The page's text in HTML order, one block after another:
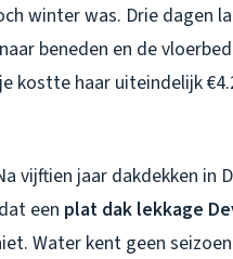
winter was. Drie dagen
beneden en de
kostte haar uiteindelijk
vijftien jaar dakdekken in
een plat dak lekkage
Water kent geen